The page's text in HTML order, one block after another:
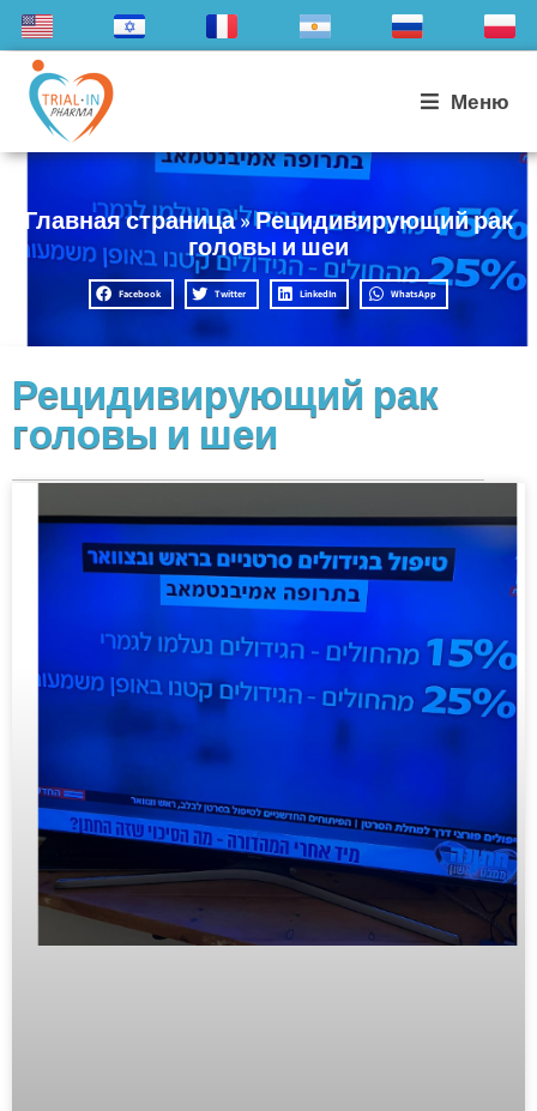
Меню
Главная страница»Рецидивирующий рак
головы и шеи
Facebook Twitter LinkedIn WhatsApp
Рецидивирующий рак
головы и шеи